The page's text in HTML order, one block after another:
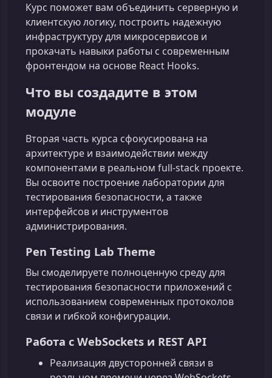
Курс поможет вам объединить серверную и
клиентскую логику, построить надежную
инфраструктуру для микросервисов и
прокачать навыки работы с современным
фронтендом на основе React Hooks.
Что вы создадите в этом
модуле
Вторая часть курса сфокусирована на
архитектуре и взаимодействии между
компонентами в реальном full‑stack проекте.
Вы освоите построение лаборатории для
тестирования безопасности, а также
интерфейсов и инструментов
администрирования.
Pen Testing Lab Theme
Вы смоделируете полноценную среду для
тестирования безопасности приложений с
использованием современных протоколов
связи и гибкой конфигурации.
Работа с WebSockets и REST API
Реализация двусторонней связи в